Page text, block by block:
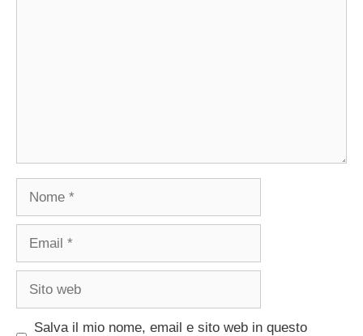
Salva il mio nome, email e sito web in questo